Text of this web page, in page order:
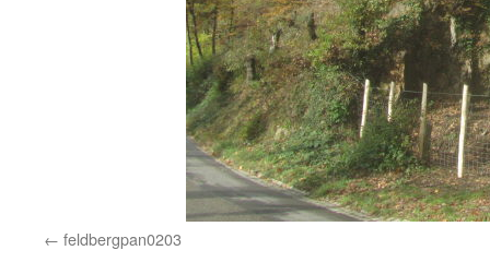
feldbergpan0203